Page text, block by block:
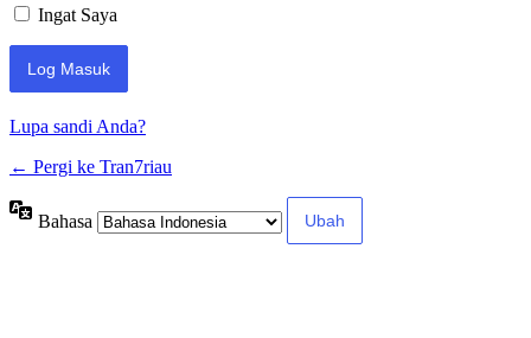
Ingat Saya
Lupa sandi Anda?
← Pergi ke Tran7riau
Bahasa